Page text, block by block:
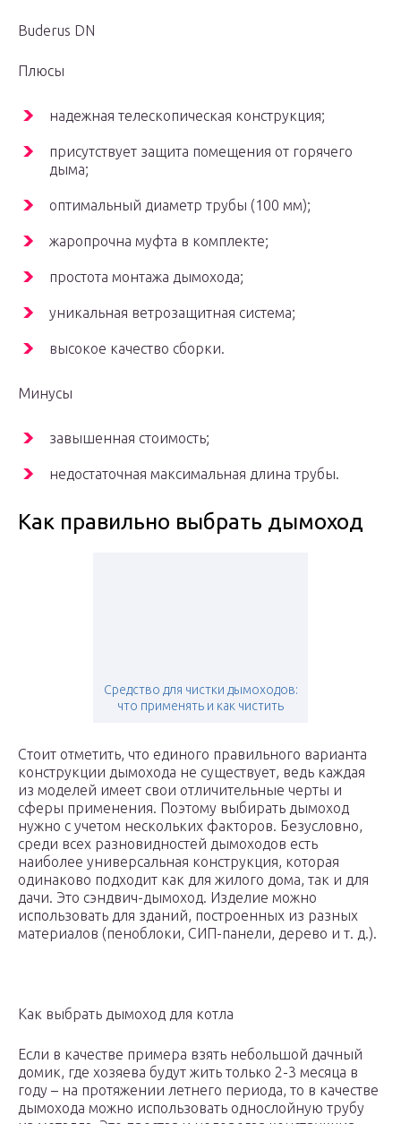
Buderus DN
Плюсы
надежная телескопическая конструкция;
присутствует защита помещения от горячего
дыма;
оптимальный диаметр трубы (100 мм);
жаропрочна муфта в комплекте;
простота монтажа дымохода;
уникальная ветрозащитная система;
высокое качество сборки.
Минусы
завышенная стоимость;
недостаточная максимальная длина трубы.
Как правильно выбрать дымоход
Средство для чистки дымоходов:
что применять и как чистить
Стоит отметить, что единого правильного варианта
конструкции дымохода не существует, ведь каждая
из моделей имеет свои отличительные черты и
сферы применения. Поэтому выбирать дымоход
нужно с учетом нескольких факторов. Безусловно,
среди всех разновидностей дымоходов есть
наиболее универсальная конструкция, которая
одинаково подходит как для жилого дома, так и для
дачи. Это сэндвич-дымоход. Изделие можно
использовать для зданий, построенных из разных
материалов (пеноблоки, СИП-панели, дерево и т. д.).
Как выбрать дымоход для котла
Если в качестве примера взять небольшой дачный
домик, где хозяева будут жить только 2-3 месяца в
году – на протяжении летнего периода, то в качестве
дымохода можно использовать однослойную трубу